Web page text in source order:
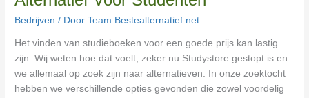
Bedrijven / DoorTeam Bestealternatief.net
Het vinden van studieboeken voor een goede prijs kan lastig
zijn. Wij weten hoe dat voelt, zeker nu Studystore gestopt is en
we allemaal op zoek zijn naar alternatieven. In onze zoektocht
hebben we verschillende opties gevonden die zowel voordelig
Voor
Studenten